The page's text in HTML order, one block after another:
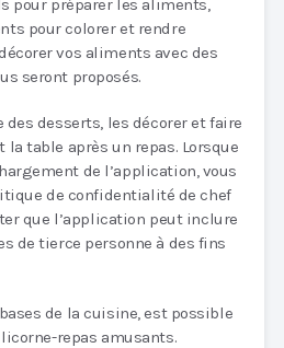
pour préparer les aliments,
pour colorer et rendre
vos aliments avec des
seront proposés.
des desserts, les décorer et faire
la table après un repas. Lorsque
de l’application, vous
de confidentialité de chef
que l’application peut inclure
de tierce personne à des fins
de la cuisine, est possible
repas amusants.